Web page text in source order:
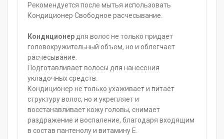
Рекомендуется после мытья использовать
Кондиционер Свободное расчесывание.
Кондиционер для волос не только придает
головокружительный объем, но и облегчает
расчесывание.
Подготавливает волосы для нанесения
укладочных средств.
Кондиционер не только ухаживает и питает
структуру волос, но и укрепляет и
восстанавливает кожу головы, снимает
раздражение и воспаление, благодаря входящим
в состав пантенолу и витамину Е.